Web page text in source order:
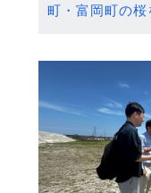
町・富岡町の桜